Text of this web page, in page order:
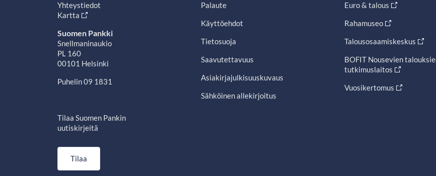
Yhteystiedot
Kartta
Suomen Pankki
Snellmaninaukio
PL 160
00101 Helsinki
Puhelin 09 1831
Tilaa Suomen Pankin
uutiskirjeitä
Tilaa
Palaute
Käyttöehdot
Tietosuoja
Saavutettavuus
Asiakirjajulkisuuskuvaus
Sähköinen allekirjoitus
Euro & talous
Rahamuseo
Talousosaamiskeskus
BOFIT Nousevien
tutkimuslaitos
Vuosikertomus